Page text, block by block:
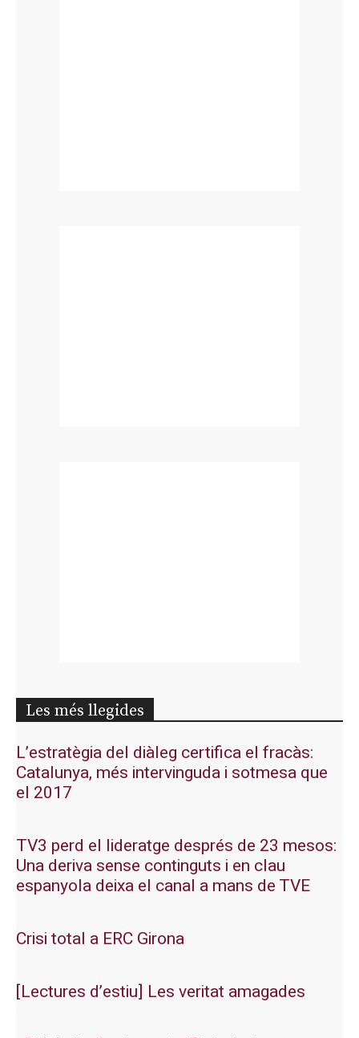
Les més llegides
L’estratègia del diàleg certifica el fracàs:
Catalunya, més intervinguda i sotmesa que
el 2017
TV3 perd el lideratge després de 23 mesos:
Una deriva sense continguts i en clau
espanyola deixa el canal a mans de TVE
Crisi total a ERC Girona
[Lectures d’estiu] Les veritat amagades